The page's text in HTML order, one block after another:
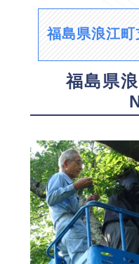
福島県浪江
福島県